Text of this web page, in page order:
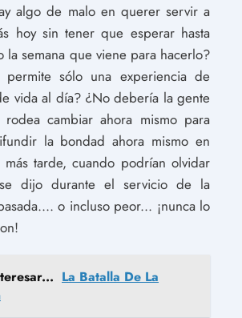
algo de malo en querer servir a
hoy sin tener que esperar hasta
la semana que viene para hacerlo?
permite sólo una experiencia de
vida al día? ¿No debería la gente
cambiar ahora mismo para
la bondad ahora mismo en
tarde, cuando podrían olvidar
dijo durante el servicio de la
o incluso peor... ¡nunca lo
La Batalla De La